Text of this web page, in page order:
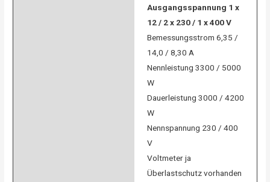
Ausgangsspannung 1 x
12 / 2 x 230 / 1 x 400 V
Bemessungsstrom 6,35 /
14,0 / 8,30 A
Nennleistung 3300 / 5000
W
Dauerleistung 3000 / 4200
W
Nennspannung 230 / 400
V
Voltmeter ja
Überlastschutz vorhanden